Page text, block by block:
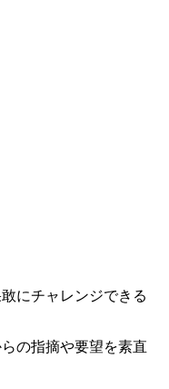
にチャレンジできる
の指摘や要望を素直